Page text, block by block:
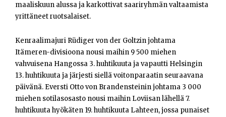
maaliskuun alussa ja karkottivat saariryhmän valtaamista
yrittäneet ruotsalaiset.
Kenraalimajuri Rüdiger von der Goltzin johtama
Itämeren-divisioona nousi maihin 9 500 miehen
vahvuisena Hangossa 3. huhtikuuta ja vapautti Helsingin
13. huhtikuuta ja järjesti siellä voitonparaatin seuraavana
päivänä. Eversti Otto von Brandensteinin johtama 3 000
miehen sotilasosasto nousi maihin Loviisan lähellä 7.
huhtikuuta hyökäten 19. huhtikuuta Lahteen, jossa punaiset